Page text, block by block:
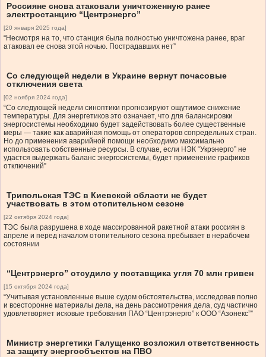
Россияне снова атаковали уничтоженную ранее
электростанцию “Центрэнерго”
[20 января 2025 года]
“Несмотря на то, что станция была полностью уничтожена ранее, враг
атаковал ее снова этой ночью. Пострадавших нет”
Со следующей недели в Украине вернут почасовые
отключения света
[02 ноября 2024 года]
“Со следующей недели синоптики прогнозируют ощутимое снижение
температуры. Для энергетиков это означает, что для балансировки
энергосистемы необходимо будет задействовать более существенные
меры — такие как аварийная помощь от операторов сопредельных стран.
Но до применения аварийной помощи необходимо максимально
использовать собственные ресурсы. В случае, если НЭК “Укрэнерго” не
удастся выдержать баланс энергосистемы, будет применение графиков
отключений”
Трипольская ТЭС в Киевской области не будет
участвовать в этом отопительном сезоне
[22 октября 2024 года]
ТЭС была разрушена в ходе массированной ракетной атаки россиян в
апреле и перед началом отопительного сезона пребывает в нерабочем
состоянии
“Центрэнерго” отсудило у поставщика угля 70 млн гривен
[15 октября 2024 года]
“Учитывая установленные выше судом обстоятельства, исследовав полно
и всесторонне материалы дела, на день рассмотрения дела, суд частично
удовлетворяет исковые требования ПАО “Центрэнерго” к ООО “Азонекс””
Министр энергетики Галущенко возложил ответственность
за защиту энергообъектов на ПВО